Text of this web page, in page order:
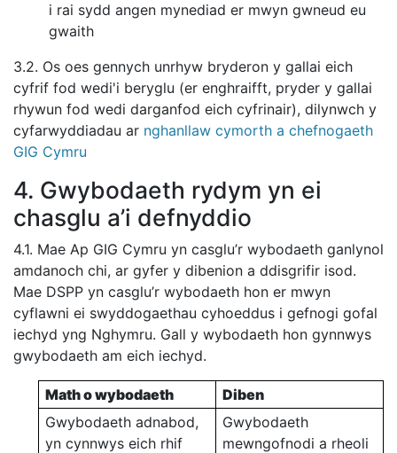
i rai sydd angen mynediad er mwyn gwneud eu
gwaith
3.2. Os oes gennych unrhyw bryderon y gallai eich
cyfrif fod wedi'i beryglu (er enghraifft, pryder y gallai
rhywun fod wedi darganfod eich cyfrinair), dilynwch y
cyfarwyddiadau ar nghanllaw cymorth a chefnogaeth
GIG Cymru
4. Gwybodaeth rydym yn ei
chasglu a’i defnyddio
4.1. Mae Ap GIG Cymru yn casglu’r wybodaeth ganlynol
amdanoch chi, ar gyfer y dibenion a ddisgrifir isod.
Mae DSPP yn casglu’r wybodaeth hon er mwyn
cyflawni ei swyddogaethau cyhoeddus i gefnogi gofal
iechyd yng Nghymru. Gall y wybodaeth hon gynnwys
gwybodaeth am eich iechyd.
Math o wybodaeth
Diben
Gwybodaeth adnabod,
yn cynnwys eich rhif
Gwybodaeth
mewngofnodi a rheoli